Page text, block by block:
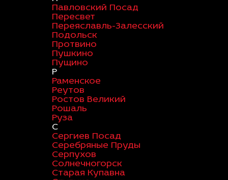
Павловский Посад
Пересвет
Переяславль-Залесский
Подольск
Протвино
Пушкино
Пущино
Р
Раменское
Реутов
Ростов Великий
Рошаль
Руза
С
Сергиев Посад
Серебряные Пруды
Серпухов
Солнечногорск
Старая Купавна